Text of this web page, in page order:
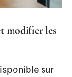
modifier les
sur